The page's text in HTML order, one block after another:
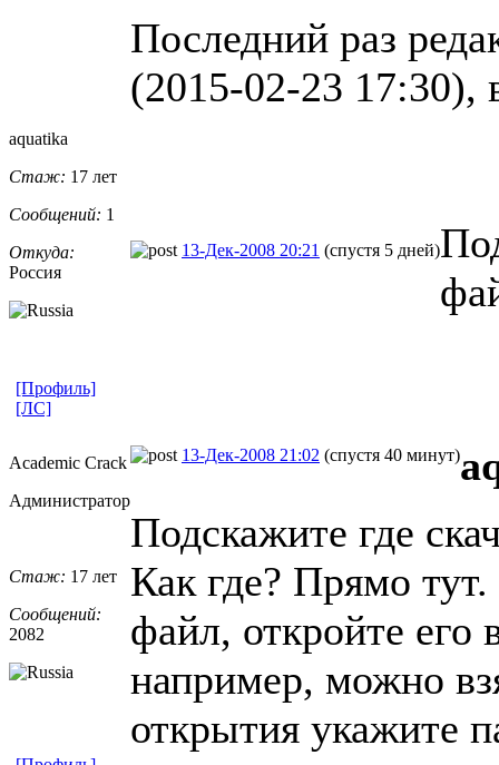
Последний раз
(2015-02-23 17:30),
aquatika
Стаж: 17 лет
Сообщений: 1
Откуда:
Россия
13-Дек-2008 20:21 (спустя 5 дней)
[Профиль]
[ЛС]
Academic Crack
Администратор
Стаж: 17 лет
Сообщений:
2082
13-Дек-2008 21:02 (спустя 40 минут)
Подскажите где
Как где? Прямо
файл, откройте его
например, можно
открытия укажите